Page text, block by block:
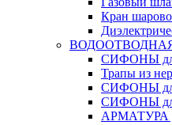
Кран
СИФОНЫ
Трапы из
СИФОНЫ для
СИФОНЫ для
АРМАТУРА